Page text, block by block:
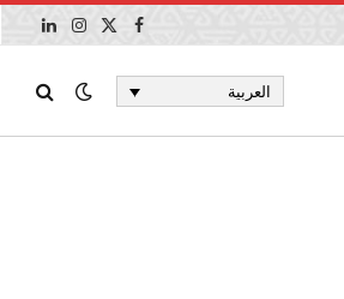
فيسبوك
X
الانستغرام
لينكدإن
العربية